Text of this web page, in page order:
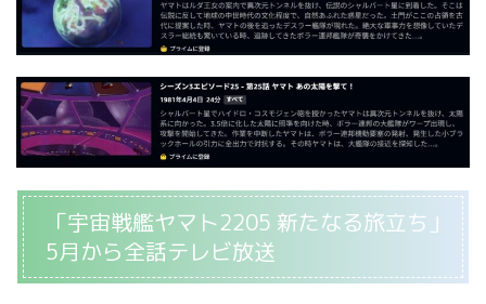
「宇宙戦艦ヤマト2205 新たなる旅立ち」
5月から全話テレビ放送